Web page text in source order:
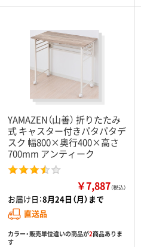
YAMAZEN（山善） 折りたたみ
式 キャスター付きパタパタデ
スク 幅800×奥行400×高さ
700mm アンティーク
￥7,887（税込）
お届け日：8月24日（月）まで
直送品
カラー・販売単位違いの商品が2商品ありま
す